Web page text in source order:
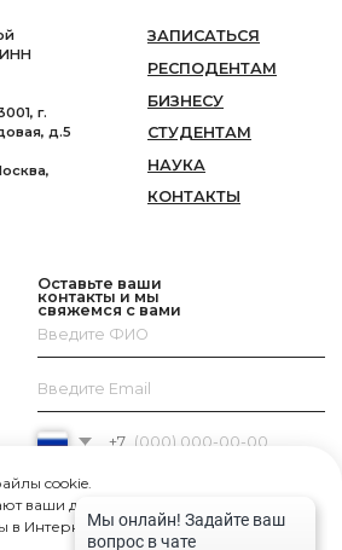
cookie.
ваши действия и предпочтения для
в Интернете. Подробнее...